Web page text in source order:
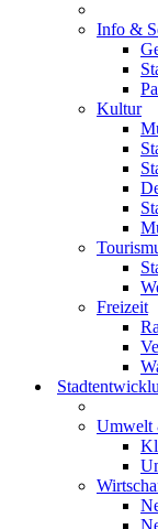
Info &
Kultur
Freizeit
Umwelt